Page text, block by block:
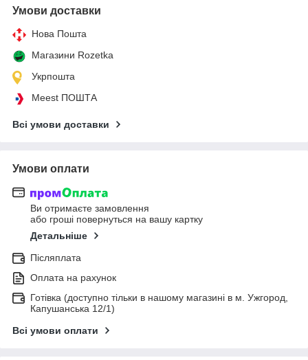
Умови доставки
Нова Пошта
Магазини Rozetka
Укрпошта
Meest ПОШТА
Всі умови доставки
Умови оплати
Ви отримаєте замовлення
або гроші повернуться на вашу картку
Детальніше
Післяплата
Оплата на рахунок
Готівка (доступно тільки в нашому магазині в м. Ужгород,
Капушанська 12/1)
Всі умови оплати